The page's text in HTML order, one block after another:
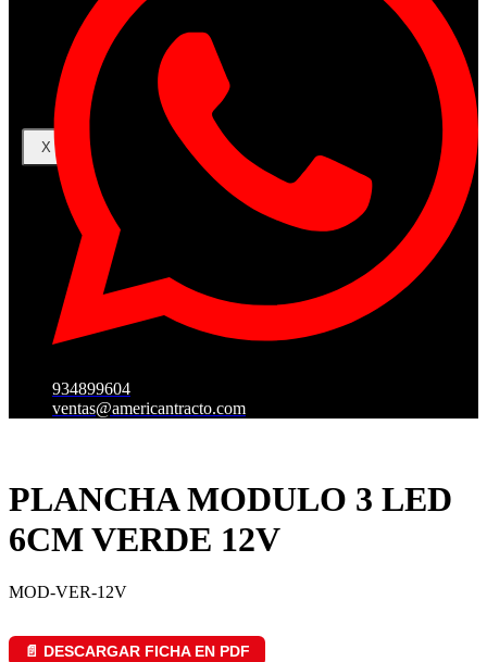
Iniciar Sesion
Registro
Restablecer la contraseña
X
934899604
ventas@americantracto.com
PLANCHA MODULO 3 LED
6CM VERDE 12V
MOD-VER-12V
📄 DESCARGAR FICHA EN PDF